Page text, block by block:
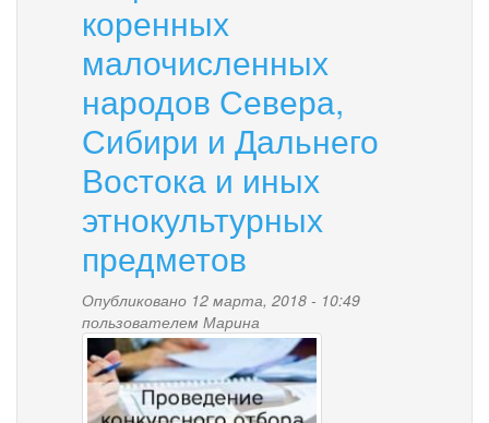
коренных
малочисленных
народов Севера,
Сибири и Дальнего
Востока и иных
этнокультурных
предметов
Опубликовано 12 марта, 2018 - 10:49
пользователем Марина
ll.jpg